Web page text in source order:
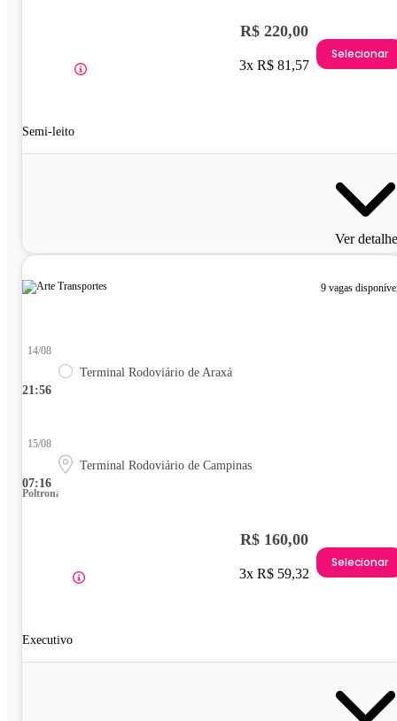
Semi-leito
R$ 220,00
3x R$ 81,57
Selecionar
Ver
9 vagas
21:56
14/08
Terminal Rodoviário de Araxá
07:16
15/08
Terminal Rodoviário de Campinas
Poltrona
Executivo
R$ 160,00
3x R$ 59,32
Selecionar